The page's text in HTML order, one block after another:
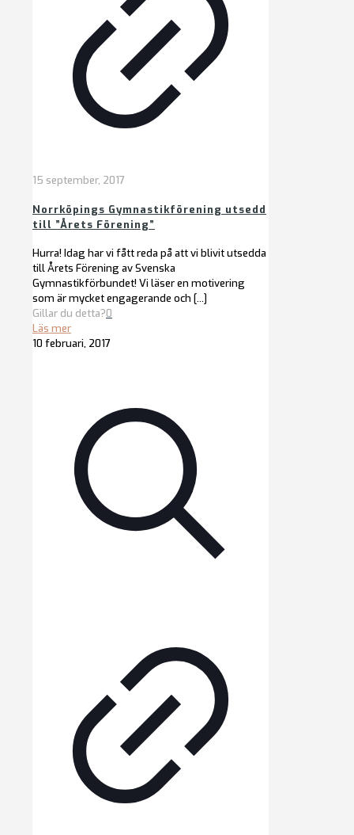
15 september, 2017
Norrköpings Gymnastikförening utsedd
till ”Årets Förening”
Hurra! Idag har vi fått reda på att vi blivit utsedda
till Årets Förening av Svenska
Gymnastikförbundet! Vi läser en motivering
som är mycket engagerande och […]
Gillar du detta?0
Läs mer
10 februari, 2017